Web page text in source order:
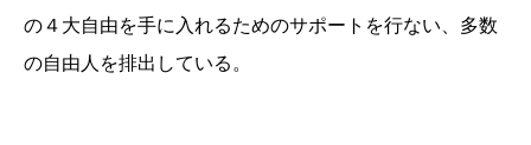
の４大自由を手に入れるためのサポートを行ない、多数
の自由人を排出している。